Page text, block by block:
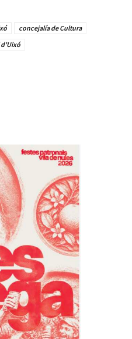
concejalía de Cultura
d'Uixó